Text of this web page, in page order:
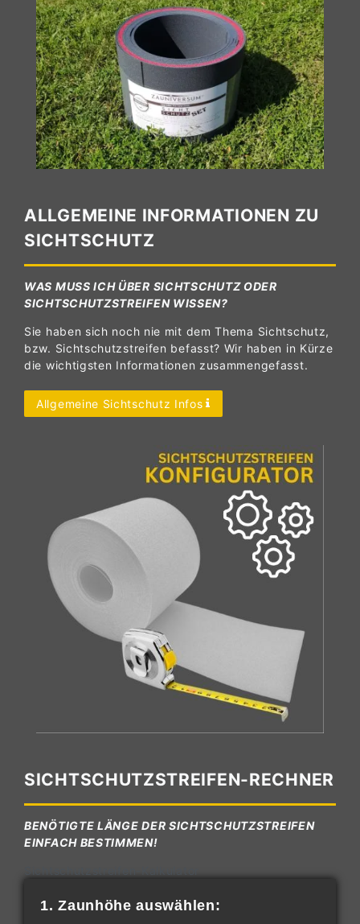
ALLGEMEINE INFORMATIONEN ZU
SICHTSCHUTZ
WAS MUSS ICH ÜBER SICHTSCHUTZ ODER
SICHTSCHUTZSTREIFEN WISSEN?
Sie haben sich noch nie mit dem Thema Sichtschutz,
bzw. Sichtschutzstreifen befasst? Wir haben in Kürze
die wichtigsten Informationen zusammengefasst.
Allgemeine Sichtschutz Infos
SICHTSCHUTZSTREIFEN-RECHNER
BENÖTIGTE LÄNGE DER SICHTSCHUTZSTREIFEN
EINFACH BESTIMMEN!
1. Zaunhöhe auswählen: